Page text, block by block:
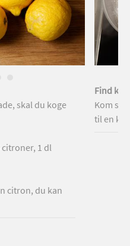
skal du koge
1 dl
citron, du kan
Find
Kom
til en